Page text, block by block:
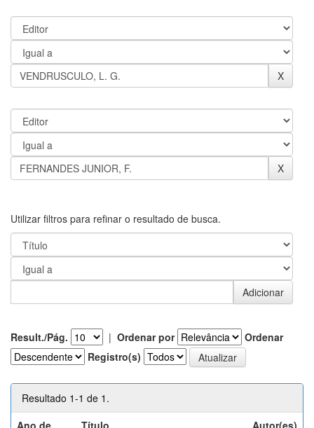
Utilizar filtros para refinar o resultado de busca.
Result./Pág. | Ordenar por
Ordenar
Registro(s)
Resultado 1-1 de 1.
Ano de
Título Autor(es)